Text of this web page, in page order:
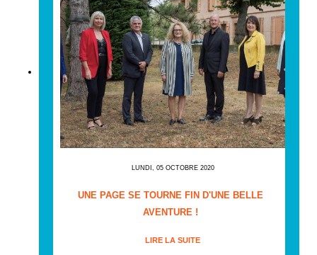
LUNDI, 05 OCTOBRE 2020
UNE PAGE SE TOURNE FIN D'UNE BELLE
AVENTURE !
LIRE LA SUITE